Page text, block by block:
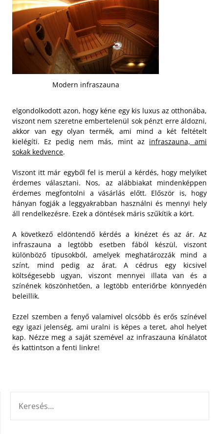
Modern infraszauna
elgondolkodott azon, hogy kéne egy kis luxus az otthonába,
viszont nem szeretne embertelenül sok pénzt erre áldozni,
akkor van egy olyan termék, ami mind a két feltételt
kielégíti. Ez pedig nem más, mint az infraszauna, ami
sokak kedvence.
Viszont itt már egyből fel is merül a kérdés, hogy melyiket
érdemes választani. Nos, az alábbiakat mindenképpen
érdemes megfontolni a vásárlás előtt. Először is, hogy
hányan fogják a leggyakrabban használni és mennyi hely
áll rendelkezésre. Ezek a döntések máris szűkítik a kört.
A következő eldöntendő kérdés a kinézet és az ár. Az
infraszauna a legtöbb esetben fából készül, viszont
különböző típusokból, amelyek meghatározzák mind a
színt, mind pedig az árat. A cédrus egy kicsivel
költségesebb ugyan, viszont mennyei illata van és a
színének köszönhetően, a legtöbb enteriőrbe könnyedén
beleillik.
Ezzel szemben a fenyő valamivel olcsóbb és erős színével
egy igazi jelenség, ami uralni is képes a teret, ahol helyet
kap. Nézze meg a saját szemével az infraszauna kínálatot
és kattintson a fenti linkre!